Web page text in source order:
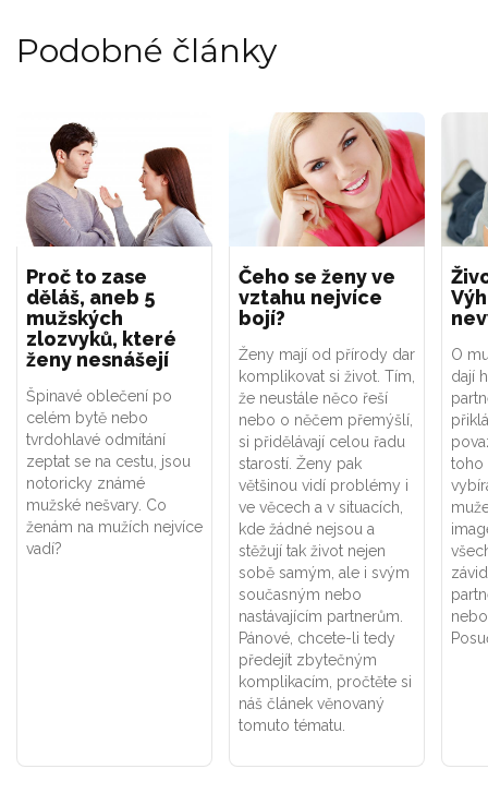
Podobné články
Proč to zase
děláš, aneb 5
mužských
zlozvyků, které
ženy nesnášejí
Špinavé oblečení po
celém bytě nebo
tvrdohlavé odmítání
zeptat se na cestu, jsou
notoricky známé
mužské nešvary. Co
ženám na mužích nejvíce
vadí?
Čeho se ženy ve
vztahu nejvíce
bojí?
Ženy mají od přírody dar
komplikovat si život. Tím,
že neustále něco řeší
nebo o něčem přemýšlí,
si přidělávají celou řadu
starostí. Ženy pak
většinou vidí problémy i
ve věcech a v situacích,
kde žádné nejsou a
stěžují tak život nejen
sobě samým, ale i svým
současným nebo
nastávajícím partnerům.
Pánové, chcete-li tedy
předejít zbytečným
komplikacím, pročtěte si
náš článek věnovaný
tomuto tématu.
O
dají
toho